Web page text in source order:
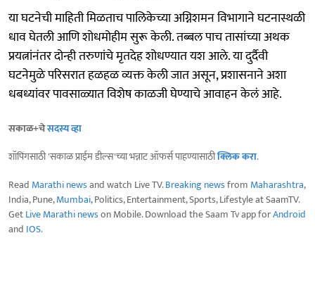
या घटनेची माहिती मिळताच पालिकेच्या अग्निशमन विभागाने घटनास्थळी
धाव घेतली आणि शोधमोहीम सुरू केली. तब्बल पाच तासांच्या अथक
प्रयत्नांनंतर दोन्ही तरुणांचे मृतदेह शोधण्यात यश आले. या दुर्दैवी
घटनेमुळे परिसरात हळहळ व्यक्त केली जात असून, प्रशासनाने अशा
धबध्यांवर पावसाळ्यात विशेष काळजी घेण्याचे आवाहन केलं आहे.
सकाळ+चेसदस्य व्हा
शॉपिंगसाठी 'सकाळ प्राईम डील्स'च्या भन्नाट ऑफर्स पाहण्यासाठीक्लिक करा.
Read Marathi newsand watch Live TV.Breaking newsfrom Maharashtra,
India, Pune,Mumbai, Politics, Entertainment, Sports, Lifestyle at SaamTV.
GetLive Marathi newson Mobile. Download the Saam Tv app forAndroid
and IOS.